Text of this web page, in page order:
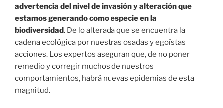
advertencia del nivel de invasión y alteración que
estamos generando como especie en la
biodiversidad. De lo alterada que se encuentra la
cadena ecológica por nuestras osadas y egoístas
acciones. Los expertos aseguran que, de no poner
remedio y corregir muchos de nuestros
comportamientos, habrá nuevas epidemias de esta
magnitud.